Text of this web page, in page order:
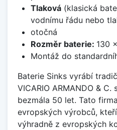
Tlaková(klasická
vodnímu řádu nebo
otočná
Rozměr baterie: 130
Montáž do
Baterie Sinks vyrábí
VICARIO ARMANDO &
bezmála 50 let. Tato
evropských výrobců,
výhradně z evropských